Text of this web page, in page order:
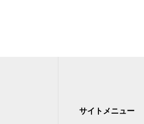
サイトメニュー